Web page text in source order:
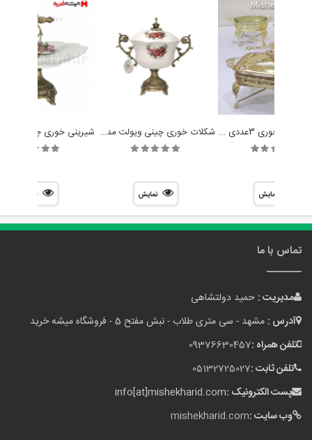
سرویس سوفله خوری 3عددی دیانا کد G01
نمایش
شکلات خوری چینی ویولت مدل راشل
نمایش
تماس با ما
مدیریت : حمید دولتشاهی
آدرس : مشهد - سی متری طلاب - نبش مفتح 5 - فروشگاه میشه خرید
تلفن همراه :09376630457
تلفن ثابت :05132725027
پست الکترونیک :info[at]mishekharid.com
وب سایت :mishekharid.com